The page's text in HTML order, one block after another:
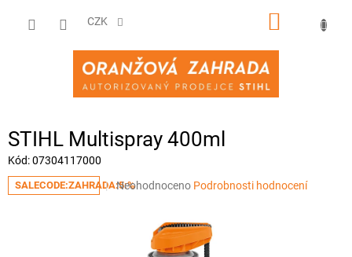
CZK
NÁKUPNÍ
STIHL Multispray 400ml
Kód:07304117000
SALECODE:ZAHRADA:5:%Průměrné
Neohodnoceno Podrobnosti hodnocení